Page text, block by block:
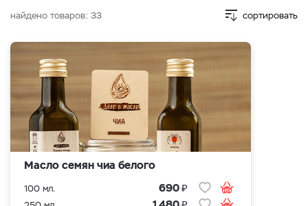
найдено товаров: 33 сортировать
Масло семян чиа белого
100 мл. 690₽